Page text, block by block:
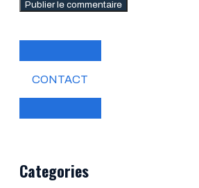
CONTACT
Categories